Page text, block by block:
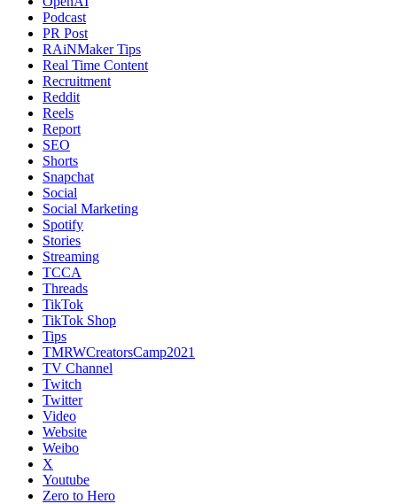
Podcast
PR Post
RAiNMaker Tips
Real Time Content
Recruitment
Reddit
Reels
Report
SEO
Shorts
Snapchat
Social
Social Marketing
Spotify
Stories
Streaming
TCCA
Threads
TikTok
TikTok Shop
Tips
TMRWCreatorsCamp2021
TV Channel
Twitch
Twitter
Video
Website
Weibo
X
Youtube
Zero to Hero